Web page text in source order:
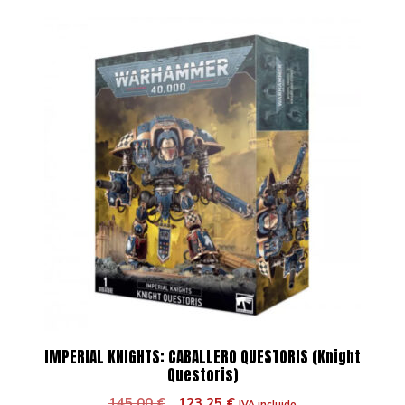
IMPERIAL KNIGHTS: CABALLERO QUESTORIS (Knight
Questoris)